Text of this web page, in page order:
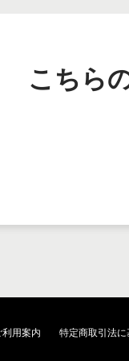
こちら
利用案内 特定商取引法